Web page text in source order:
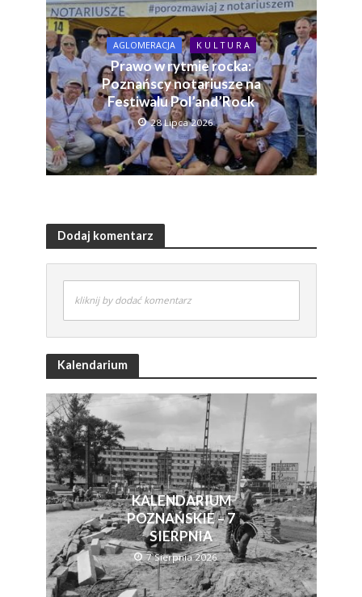
AGLOMERACJA K U L T U R A
Prawo w rytmie rocka:
Poznańscy notariusze na
Festiwalu Pol’and’Rock
28 Lipca 2026
Dodaj komentarz
kliknij by dodać komentarz
Kalendarium
KALENDARIUM
POZNAŃSKIE – 7
SIERPNIA
7 Sierpnia 2026